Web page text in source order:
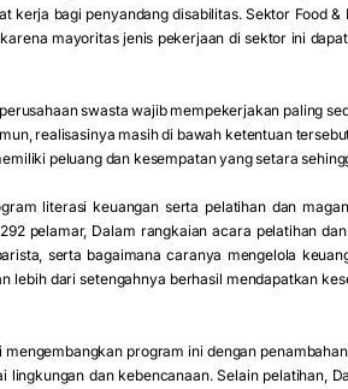
kerja bagi penyandang disabilitas. Sektor Food
mayoritas jenis pekerjaan di sektor ini
swasta wajib mempekerjakan paling
realisasinya masih di bawah ketentuan
peluang dan kesempatan yang setara
literasi keuangan serta pelatihan dan
pelamar, Dalam rangkaian acara pelatihan
serta bagaimana caranya mengelola
lebih dari setengahnya berhasil mendapatkan
program ini dengan
dan kebencanaan. Selain pelatihan,